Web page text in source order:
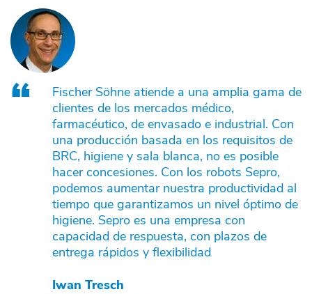
Fischer Söhne atiende a una amplia gama de
clientes de los mercados médico,
farmacéutico, de envasado e industrial. Con
una producción basada en los requisitos de
BRC, higiene y sala blanca, no es posible
hacer concesiones. Con los robots Sepro,
podemos aumentar nuestra productividad al
tiempo que garantizamos un nivel óptimo de
higiene. Sepro es una empresa con
capacidad de respuesta, con plazos de
entrega rápidos y flexibilidad
Iwan Tresch